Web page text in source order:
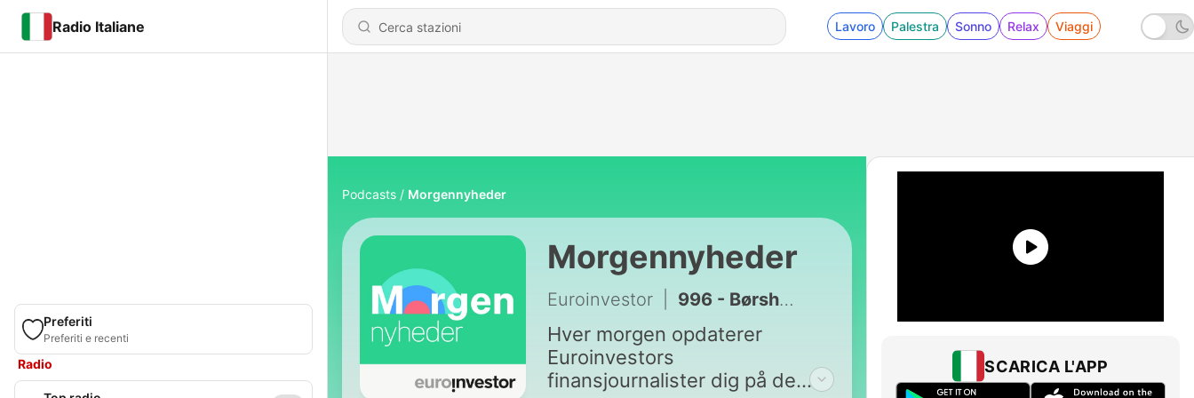
Radio Italiane Lavoro Palestra Sonno Relax Viaggi
Preferiti
Preferiti e recenti
Radio
Podcasts Morgennyheder
Morgennyheder
Euroinvestor 996 - Børshus anbefaler at købe dansk aktie: Ser stor stigning
Hver morgen opdaterer
Euroinvestors
finansjournalister dig på de
SCARICA L'APP